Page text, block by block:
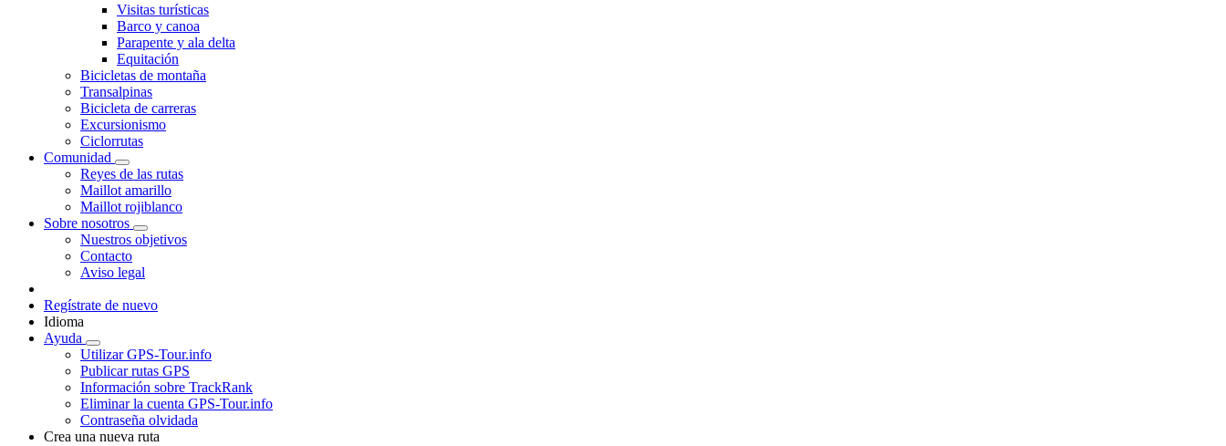
Visitas turísticas
Barco y canoa
Parapente y ala delta
Equitación
Bicicletas de montaña
Transalpinas
Bicicleta de carreras
Excursionismo
Ciclorrutas
Comunidad
Reyes de las rutas
Maillot amarillo
Maillot rojiblanco
Sobre nosotros
Nuestros objetivos
Contacto
Aviso legal
Regístrate de nuevo
Idioma
Ayuda
Utilizar GPS-Tour.info
Publicar rutas GPS
Información sobre TrackRank
Eliminar la cuenta GPS-Tour.info
Contraseña olvidada
Crea una nueva ruta